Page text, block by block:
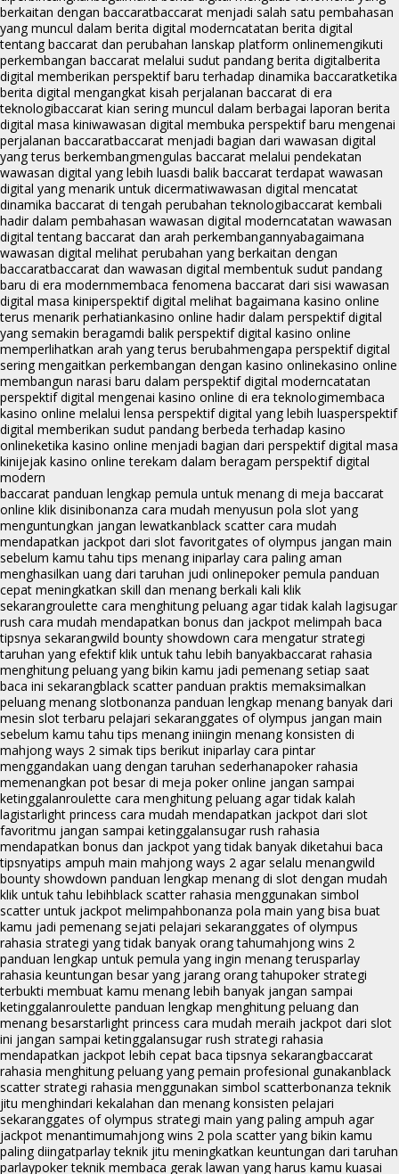
berkaitan dengan baccaratbaccarat menjadi salah satu pembahasan
yang muncul dalam berita digital moderncatatan berita digital
tentang baccarat dan perubahan lanskap platform onlinemengikuti
perkembangan baccarat melalui sudut pandang berita digitalberita
digital memberikan perspektif baru terhadap dinamika baccaratketika
berita digital mengangkat kisah perjalanan baccarat di era
teknologibaccarat kian sering muncul dalam berbagai laporan berita
digital masa kiniwawasan digital membuka perspektif baru mengenai
perjalanan baccaratbaccarat menjadi bagian dari wawasan digital
yang terus berkembangmengulas baccarat melalui pendekatan
wawasan digital yang lebih luasdi balik baccarat terdapat wawasan
digital yang menarik untuk dicermatiwawasan digital mencatat
dinamika baccarat di tengah perubahan teknologibaccarat kembali
hadir dalam pembahasan wawasan digital moderncatatan wawasan
digital tentang baccarat dan arah perkembangannyabagaimana
wawasan digital melihat perubahan yang berkaitan dengan
baccaratbaccarat dan wawasan digital membentuk sudut pandang
baru di era modernmembaca fenomena baccarat dari sisi wawasan
digital masa kiniperspektif digital melihat bagaimana kasino online
terus menarik perhatiankasino online hadir dalam perspektif digital
yang semakin beragamdi balik perspektif digital kasino online
memperlihatkan arah yang terus berubahmengapa perspektif digital
sering mengaitkan perkembangan dengan kasino onlinekasino online
membangun narasi baru dalam perspektif digital moderncatatan
perspektif digital mengenai kasino online di era teknologimembaca
kasino online melalui lensa perspektif digital yang lebih luasperspektif
digital memberikan sudut pandang berbeda terhadap kasino
onlineketika kasino online menjadi bagian dari perspektif digital masa
kinijejak kasino online terekam dalam beragam perspektif digital
modern
baccarat panduan lengkap pemula untuk menang di meja baccarat
online klik disinibonanza cara mudah menyusun pola slot yang
menguntungkan jangan lewatkanblack scatter cara mudah
mendapatkan jackpot dari slot favoritgates of olympus jangan main
sebelum kamu tahu tips menang iniparlay cara paling aman
menghasilkan uang dari taruhan judi onlinepoker pemula panduan
cepat meningkatkan skill dan menang berkali kali klik
sekarangroulette cara menghitung peluang agar tidak kalah lagisugar
rush cara mudah mendapatkan bonus dan jackpot melimpah baca
tipsnya sekarangwild bounty showdown cara mengatur strategi
taruhan yang efektif klik untuk tahu lebih banyakbaccarat rahasia
menghitung peluang yang bikin kamu jadi pemenang setiap saat
baca ini sekarangblack scatter panduan praktis memaksimalkan
peluang menang slotbonanza panduan lengkap menang banyak dari
mesin slot terbaru pelajari sekaranggates of olympus jangan main
sebelum kamu tahu tips menang iniingin menang konsisten di
mahjong ways 2 simak tips berikut iniparlay cara pintar
menggandakan uang dengan taruhan sederhanapoker rahasia
memenangkan pot besar di meja poker online jangan sampai
ketinggalanroulette cara menghitung peluang agar tidak kalah
lagistarlight princess cara mudah mendapatkan jackpot dari slot
favoritmu jangan sampai ketinggalansugar rush rahasia
mendapatkan bonus dan jackpot yang tidak banyak diketahui baca
tipsnyatips ampuh main mahjong ways 2 agar selalu menangwild
bounty showdown panduan lengkap menang di slot dengan mudah
klik untuk tahu lebihblack scatter rahasia menggunakan simbol
scatter untuk jackpot melimpahbonanza pola main yang bisa buat
kamu jadi pemenang sejati pelajari sekaranggates of olympus
rahasia strategi yang tidak banyak orang tahumahjong wins 2
panduan lengkap untuk pemula yang ingin menang terusparlay
rahasia keuntungan besar yang jarang orang tahupoker strategi
terbukti membuat kamu menang lebih banyak jangan sampai
ketinggalanroulette panduan lengkap menghitung peluang dan
menang besarstarlight princess cara mudah meraih jackpot dari slot
ini jangan sampai ketinggalansugar rush strategi rahasia
mendapatkan jackpot lebih cepat baca tipsnya sekarangbaccarat
rahasia menghitung peluang yang pemain profesional gunakanblack
scatter strategi rahasia menggunakan simbol scatterbonanza teknik
jitu menghindari kekalahan dan menang konsisten pelajari
sekaranggates of olympus strategi main yang paling ampuh agar
jackpot menantimumahjong wins 2 pola scatter yang bikin kamu
paling diingatparlay teknik jitu meningkatkan keuntungan dari taruhan
parlaypoker teknik membaca gerak lawan yang harus kamu kuasai